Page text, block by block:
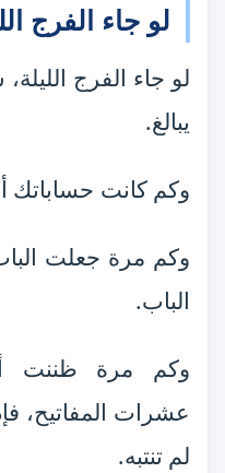
لو جاء الفرج
لو جاء الفرج
يبالغ.
وكم كانت حساباتك
وكم مرة جعلت
الباب.
وكم مرة ظننت
عشرات المفاتيح،
لم تنتبه.